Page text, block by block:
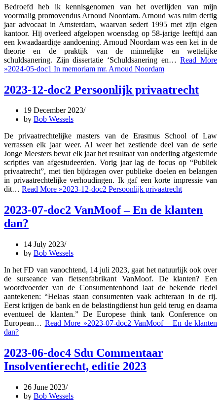
Bedroefd heb ik kennisgenomen van het overlijden van mijn
voormalig promovendus Arnoud Noordam. Arnoud was ruim dertig
jaar advocaat in Amsterdam, waarvan sedert 1995 met zijn eigen
kantoor. Hij overleed afgelopen woensdag op 58-jarige leeftijd aan
een kwaadaardige aandoening. Arnoud Noordam was een kei in de
theorie en de praktijk van de minnelijke en wettelijke
schuldsanering. Zijn dissertatie ‘Schuldsanering en…Read More
»2024-05-doc1 In memoriam mr. Arnoud Noordam
2023-12-doc2 Persoonlijk privaatrecht
19 December 2023
by Bob Wessels
De privaatrechtelijke masters van de Erasmus School of Law
verrassen elk jaar weer. Al weer het zestiende deel van de serie
Jonge Meesters bevat elk jaar het resultaat van onderling afgestemde
scripties van afgestudeerden. Vorig jaar lag de focus op “Publiek
privaatrecht”, met tien bijdragen over publieke doelen en belangen
in privaatrechtelijke verhoudingen. Ik gaf een korte impressie van
dit… Read More »2023-12-doc2 Persoonlijk privaatrecht
2023-07-doc2 VanMoof – En de klanten
dan?
14 July 2023
by Bob Wessels
In het FD van vanochtend, 14 juli 2023, gaat het natuurlijk ook over
de surseance van fietsenfabrikant VanMoof. De klanten? Een
woordvoerder van de Consumentenbond laat de bekende riedel
aantekenen: “Helaas staan consumenten vaak achteraan in de rij.
Eerst krijgen de bank en de belastingdienst hun geld terug en daarna
eventueel de klanten.” De Europese think tank Conference on
European… Read More »2023-07-doc2 VanMoof – En de klanten
dan?
2023-06-doc4 Sdu Commentaar
Insolventierecht, editie 2023
26 June 2023
by Bob Wessels